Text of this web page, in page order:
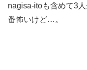
nagisa-itoも含めて3
番怖いけど…。